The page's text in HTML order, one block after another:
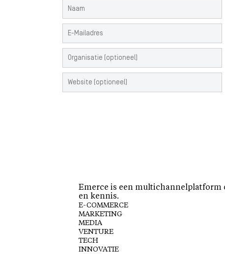
Emerce is een multichannelplatform
en kennis.
E-COMMERCE
MARKETING
MEDIA
VENTURE
TECH
INNOVATIE